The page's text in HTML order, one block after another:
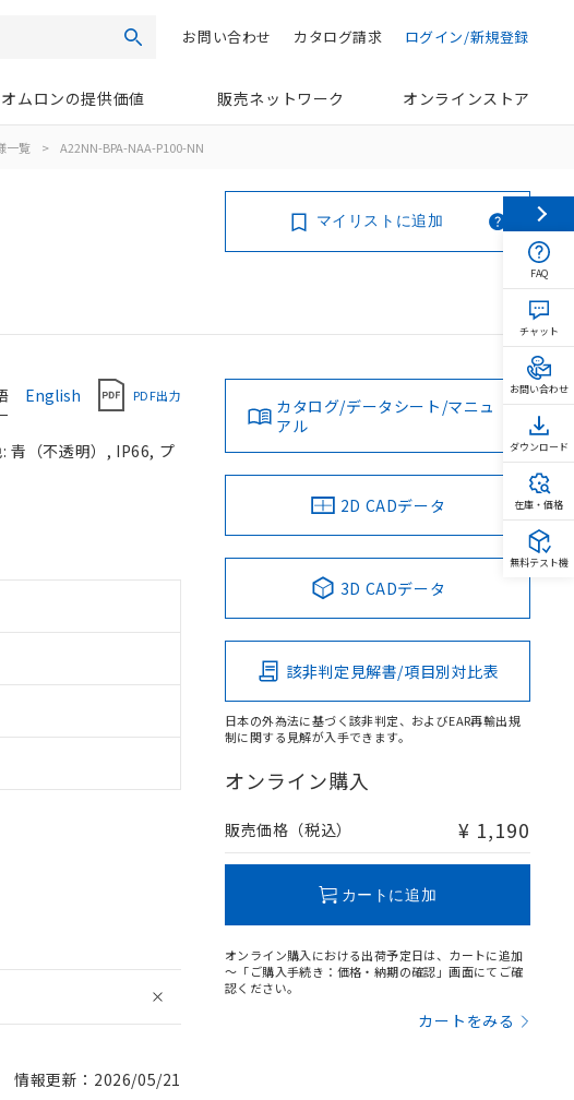
検索 ログイン/新規登録
カタログ請求
お問い合わせ
オムロンの提供価値 販売ネットワーク オンラインストア
一覧 > A22NN-BPA-NAA-P100-NN
マイリストに追加
English PDF出力
青（不透明）, IP66, プ
情報更新：2026/05/21
カタログ/データシート/マニュ
アル
2D CADデータ
3D CADデータ
該非判定見解書/項目別対比表
日本の外為法に基づく該非判定、およびEAR再輸出規
制に関する見解が入手できます。
オンライン購入
販売価格（税込） ¥ 1,190
カートに追加
オンライン購入における出荷予定日は、カートに追加
～「ご購入手続き：価格・納期の確認」画面にてご確
認ください。
カートをみる
FAQ
チャット
お問い合わせ
ダウンロード
在庫・価格
無料テスト機